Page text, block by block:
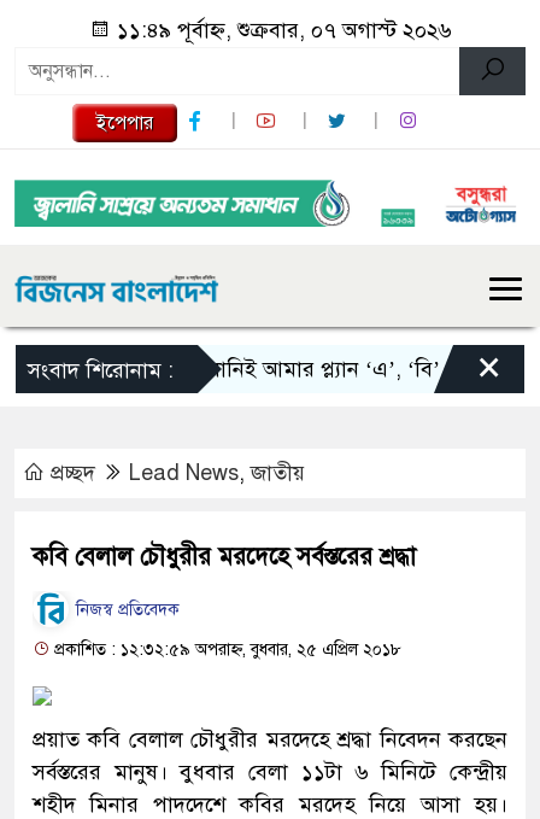
১১:৪৯ পূর্বাহ্ন, শুক্রবার, ০৭ অগাস্ট ২০২৬
ইপেপার
সংবাদ শিরোনাম :স্কালোনিই আমার প্ল্যান ‘এ’, ‘বি’ এবং ‘সি’:×
প্রচ্ছদ Lead News,জাতীয়
কবি বেলাল চৌধুরীর মরদেহে সর্বস্তরের শ্রদ্ধা
নিজস্ব প্রতিবেদক
প্রকাশিত : ১২:৩২:৫৯ অপরাহ্ন, বুধবার, ২৫ এপ্রিল ২০১৮
প্রয়াত কবি বেলাল চৌধুরীর মরদেহে শ্রদ্ধা নিবেদন করছেন
সর্বস্তরের মানুষ। বুধবার বেলা ১১টা ৬ মিনিটে কেন্দ্রীয়
শহীদ মিনার পাদদেশে কবির মরদেহ নিয়ে আসা হয়।